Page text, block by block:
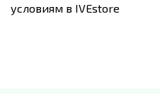
условиям в IVEstore